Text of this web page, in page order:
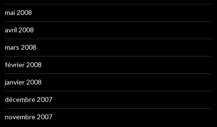
mai 2008
avril 2008
mars 2008
février 2008
janvier 2008
décembre 2007
novembre 2007